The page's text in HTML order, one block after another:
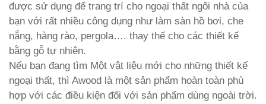
được sử dụng để trang trí cho ngoại thất ngôi nhà của
bạn với rất nhiều công dụng như làm sàn hồ bơi, che
nắng, hàng rào, pergola…. thay thế cho các thiết kế
bằng gỗ tự nhiên.
Nếu bạn đang tìm Một vật liệu mới cho những thiết kế
ngoại thất, thì Awood là một sản phẩm hoàn toàn phù
hợp với các điều kiện đối với sản phẩm dùng ngoài trời.